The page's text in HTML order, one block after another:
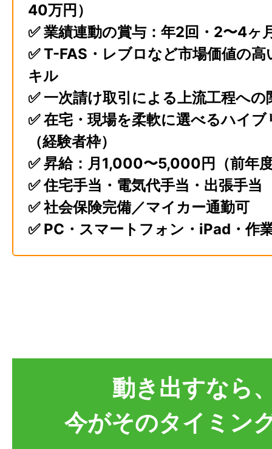
40万円）
✅ 業績連動の賞与：年2回・2〜4ヶ
✅ T-FAS・レブロなど市場価値の
キル
✅ 一次請け取引による上流工程への
✅ 在宅・現場を柔軟に選べるハイ
（経験者枠）
✅ 昇給：月1,000〜5,000円（前年
✅ 住宅手当・電気代手当・出張手当
✅ 社会保険完備／マイカー通勤可
✅ PC・スマートフォン・iPad・作
動き出すなら
今がそのタイミン